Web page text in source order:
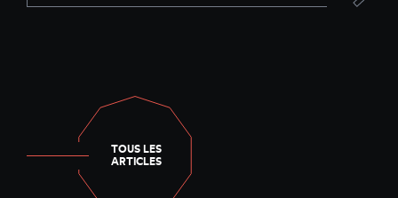
TOUS LES
ARTICLES